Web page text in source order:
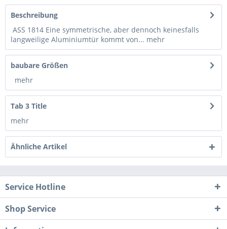
Beschreibung
ASS 1814 Eine symmetrische, aber dennoch keinesfalls
langweilige Aluminiumtür kommt von... mehr
baubare Größen
mehr
Tab 3 Title
mehr
Ähnliche Artikel
Service Hotline
Shop Service